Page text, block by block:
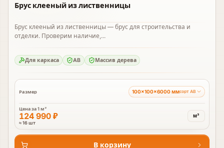
Брус клееный из лиственницы
Брус клееный из лиственницы — брус для строительства и
отделки. Проверим наличие,...
Для каркаса AB Массив дерева
Размер 100×100×6000 ммсорт AB
Цена за1 м³
124 990 ₽
≈ 16 шт
м³
В корзину